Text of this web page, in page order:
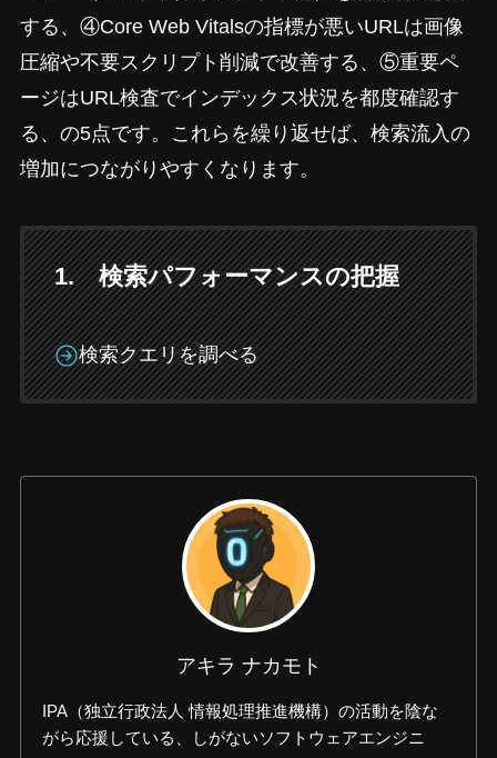
する、④Core Web Vitalsの指標が悪いURLは画像
圧縮や不要スクリプト削減で改善する、⑤重要ペ
ージはURL検査でインデックス状況を都度確認す
る、の5点です。これらを繰り返せば、検索流入の
増加につながりやすくなります。
1. 検索パフォーマンスの把握
検索クエリを調べる
アキラ ナカモト
IPA（独立行政法人 情報処理推進機構）の活動を陰な
がら応援している、しがないソフトウェアエンジニ